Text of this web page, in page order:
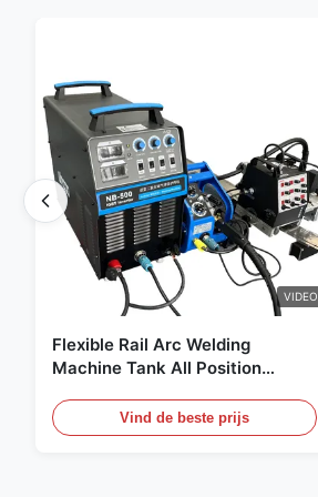
VIDEO
Flexible Rail Arc Welding
Machine Tank All Position
Vind de beste prijs